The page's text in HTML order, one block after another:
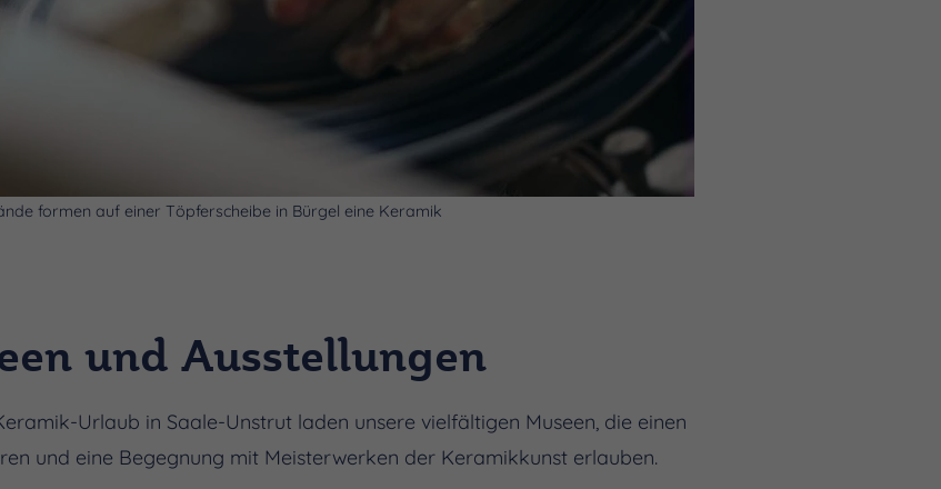
formen auf einer Töpferscheibe in Bürgel eine Keramik
und Ausstellungen
Urlaub in Saale-Unstrut laden unsere vielfältigen Museen, die einen
und eine Begegnung mit Meisterwerken der Keramikkunst erlauben.